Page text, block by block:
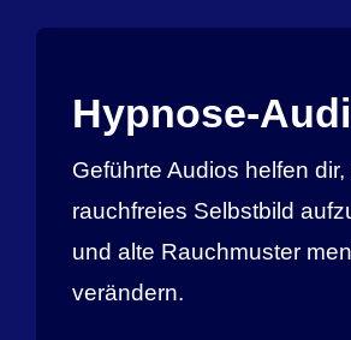
Hypnose-
Geführte Audios helfen dir,
rauchfreies Selbstbild
und alte Rauchmuster
verändern.